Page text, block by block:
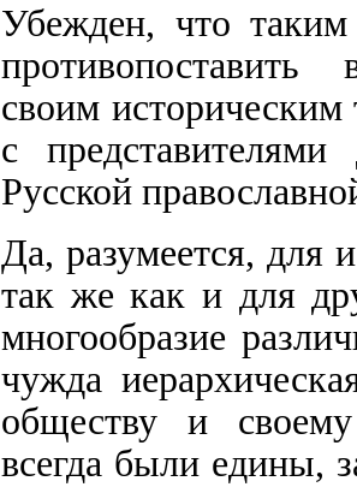
Убежден, что таким
противопоставить
своим
с
Русской
Да, разумеется, для
так же как и для
многообразие
чужда
обществу и
всегда были едины,